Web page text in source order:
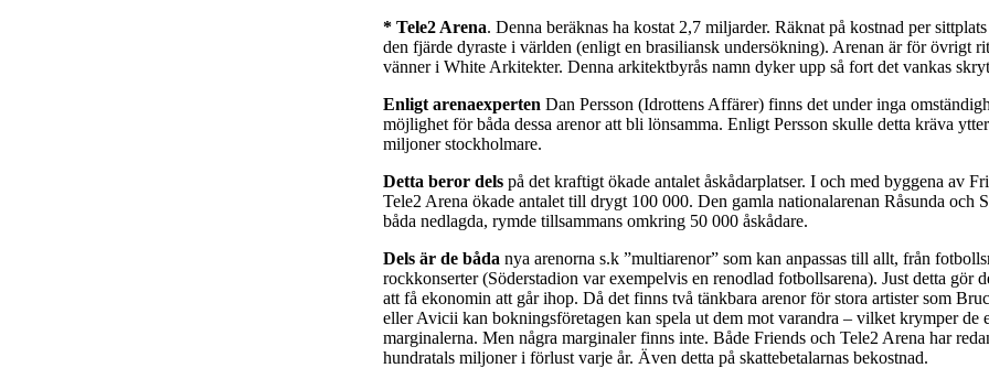
* Tele2 Arena. Denna beräknas ha kostat 2,7 miljarder. Räknat på kostnad per
den fjärde dyraste i världen (enligt en brasiliansk undersökning). Arenan är för övrigt
vänner i White Arkitekter. Denna arkitektbyrås namn dyker upp så fort det vankas
Enligt arenaexperten Dan Persson (Idrottens Affärer) finns det under inga
möjlighet för båda dessa arenor att bli lönsamma. Enligt Persson skulle detta kräva
miljoner stockholmare.
Detta beror dels på det kraftigt ökade antalet åskådarplatser. I och med byggena av
Tele2 Arena ökade antalet till drygt 100 000. Den gamla nationalarenan Råsunda och
båda nedlagda, rymde tillsammans omkring 50 000 åskådare.
Dels är de båda nya arenorna s.k ”multiarenor” som kan anpassas till allt, från
rockkonserter (Söderstadion var exempelvis en renodlad fotbollsarena). Just detta gör
att få ekonomin att går ihop. Då det finns två tänkbara arenor för stora artister som
eller Avicii kan bokningsföretagen kan spela ut dem mot varandra – vilket krymper de
marginalerna. Men några marginaler finns inte. Både Friends och Tele2 Arena har
hundratals miljoner i förlust varje år. Även detta på skattebetalarnas bekostnad.